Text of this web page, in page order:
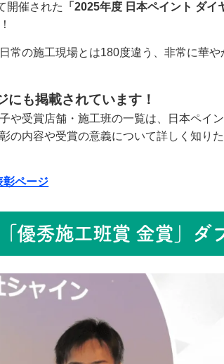
開催された 「2025年度 日本ペイント ダイ
常の施工現場とは180度違う、非常に華
も掲載されています！
や受賞店舗・施工班の一覧は、日本ペイ
の内容や受賞の意義について詳しく知り
彰ページ
優秀施工班賞 金賞」ダ